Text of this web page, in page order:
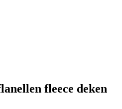
fleece deken